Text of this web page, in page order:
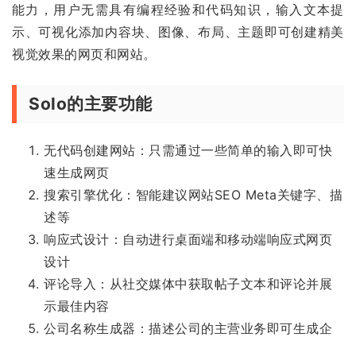
能力，用户无需具有编程经验和代码知识，输入文本提
示、可视化添加内容块、图像、布局、主题即可创建精美
视觉效果的网页和网站。
Solo的主要功能
无代码创建网站：只需通过一些简单的输入即可快
速生成网页
搜索引擎优化：智能建议网站SEO Meta关键字、描
述等
响应式设计：自动进行桌面端和移动端响应式网页
设计
评论导入：从社交媒体中获取帖子文本和评论并展
示最佳内容
公司名称生成器：描述公司的主营业务即可生成企